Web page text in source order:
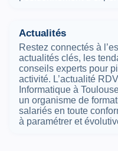
Actualités
Restez connectés à
actualités clés, les
conseils experts pour
activité. L’actualité
Informatique à
un organisme de
salariés en toute
à paramétrer et